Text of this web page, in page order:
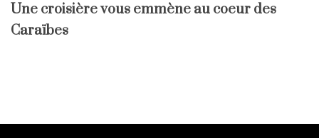
Une croisière vous emmène au coeur des
Caraïbes